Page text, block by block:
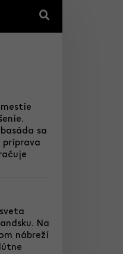
sa
príprava
Na
nábreží